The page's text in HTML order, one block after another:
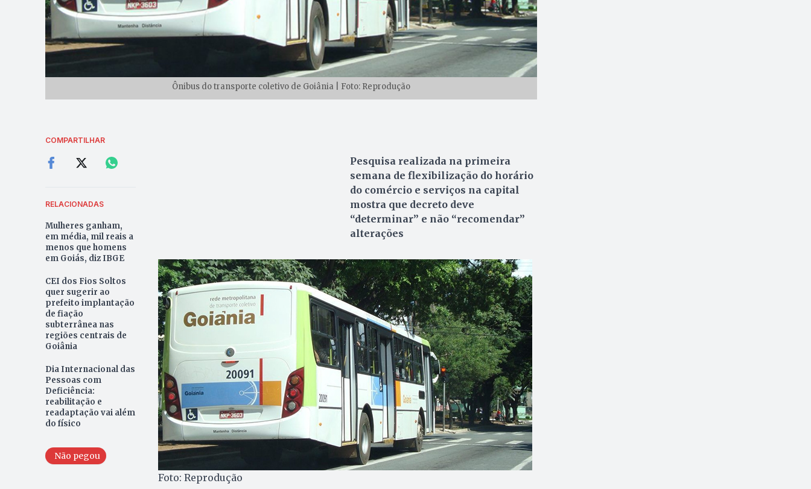
Ônibus do transporte coletivo de Goiânia | Foto: Reprodução
COMPARTILHAR
RELACIONADAS
Mulheres ganham,
em média, mil reais a
menos que homens
em Goiás, diz IBGE
CEI dos Fios Soltos
quer sugerir ao
prefeito implantação
de fiação
subterrânea nas
regiões centrais de
Goiânia
Dia Internacional das
Pessoas com
Deficiência:
reabilitação e
readaptação vai além
do físico
Não pegou
Pesquisa realizada na primeira
semana de flexibilização do horário
do comércio e serviços na capital
mostra que decreto deve
“determinar” e não “recomendar”
alterações
Foto: Reprodução